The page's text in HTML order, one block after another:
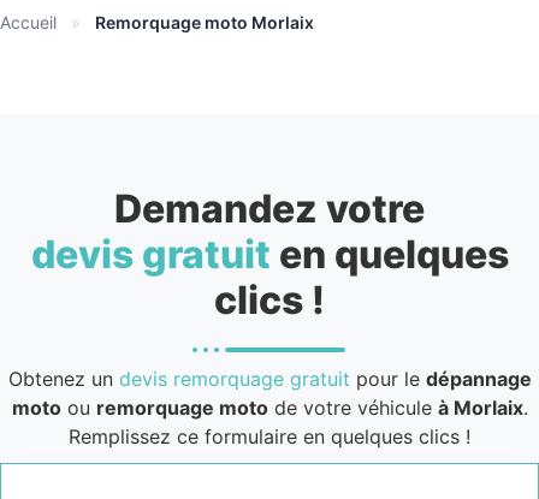
Accueil » Remorquage moto Morlaix
Demandez votre
devis gratuit en quelques
clics !
Obtenez un devis remorquage gratuit pour le dépannage
motoou remorquage motode votre véhicule à Morlaix.
Remplissez ce formulaire en quelques clics !